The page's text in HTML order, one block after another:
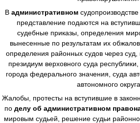
В административном судопроизводстве
представление подаются на
судебные приказы, определения
вынесенные по результатам их
определения районных судов через
президиум верховного суда
города федерального значения, суда
автономного округа.
Жалобы, протесты на вступившие в
по делу об административном
мировым судьей, решение судьи